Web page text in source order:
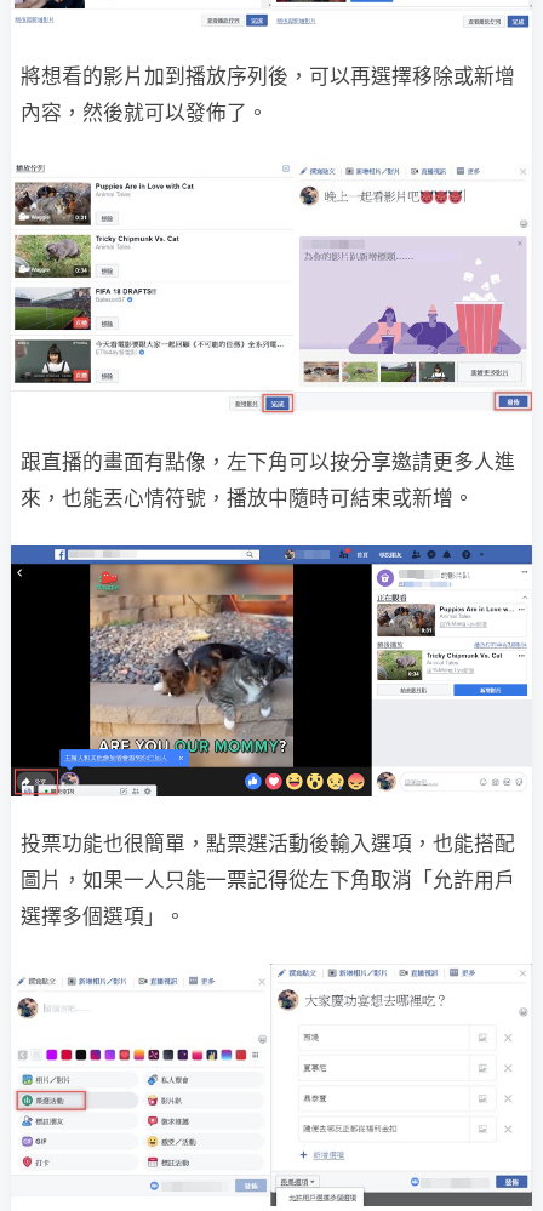
將想看的影片加到播放序列後，可以再選擇移除或新增
內容，然後就可以發佈了。
跟直播的畫面有點像，左下角可以按分享邀請更多人進
來，也能丟心情符號，播放中隨時可結束或新增。
投票功能也很簡單，點票選活動後輸入選項，也能搭配
圖片，如果一人只能一票記得從左下角取消「允許用戶
選擇多個選項」。